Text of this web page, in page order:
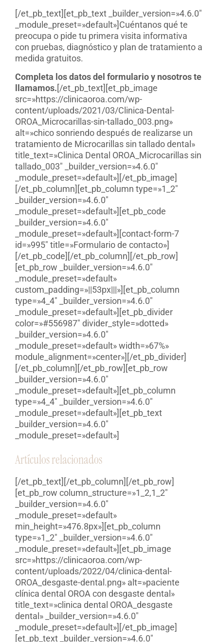
[/et_pb_text][et_pb_text _builder_version=»4.6.0″
_module_preset=»default»]Cuéntanos qué te
preocupa o pide tu primera visita informativa
con pruebas, diagnóstico y plan de tratamiento a
medida gratuitos.
Completa los datos del formulario y nosotros te
llamamos.[/et_pb_text][et_pb_image
src=»https://clinicaoroa.com/wp-
content/uploads/2021/03/Clinica-Dental-
OROA_Microcarillas-sin-tallado_003.png»
alt=»chico sonriendo después de realizarse un
tratamiento de Microcarillas sin tallado dental»
title_text=»Clinica Dental OROA_Microcarillas sin
tallado_003″ _builder_version=»4.6.0″
_module_preset=»default»][/et_pb_image]
[/et_pb_column][et_pb_column type=»1_2″
_builder_version=»4.6.0″
_module_preset=»default»][et_pb_code
_builder_version=»4.6.0″
_module_preset=»default»][contact-form-7
id=»995″ title=»Formulario de contacto»]
[/et_pb_code][/et_pb_column][/et_pb_row]
[et_pb_row _builder_version=»4.6.0″
_module_preset=»default»
custom_padding=»||53px|||»][et_pb_column
type=»4_4″ _builder_version=»4.6.0″
_module_preset=»default»][et_pb_divider
color=»#556987″ divider_style=»dotted»
_builder_version=»4.6.0″
_module_preset=»default» width=»67%»
module_alignment=»center»][/et_pb_divider]
[/et_pb_column][/et_pb_row][et_pb_row
_builder_version=»4.6.0″
_module_preset=»default»][et_pb_column
type=»4_4″ _builder_version=»4.6.0″
_module_preset=»default»][et_pb_text
_builder_version=»4.6.0″
_module_preset=»default»]
Artículos relacionados
[/et_pb_text][/et_pb_column][/et_pb_row]
[et_pb_row column_structure=»1_2,1_2″
_builder_version=»4.6.0″
_module_preset=»default»
min_height=»476.8px»][et_pb_column
type=»1_2″ _builder_version=»4.6.0″
_module_preset=»default»][et_pb_image
src=»https://clinicaoroa.com/wp-
content/uploads/2022/04/clinica-dental-
OROA_desgaste-dental.png» alt=»paciente
clínica dental OROA con desgaste dental»
title_text=»clinica dental OROA_desgaste
dental» _builder_version=»4.6.0″
_module_preset=»default»][/et_pb_image]
[et_pb_text _builder_version=»4.6.0″